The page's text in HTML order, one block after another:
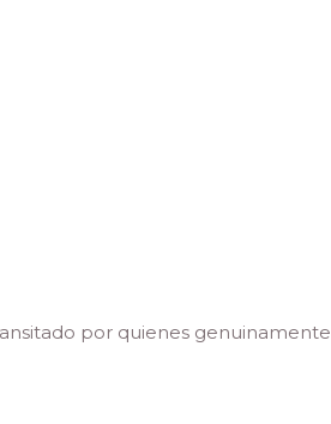
por quienes genuinamente